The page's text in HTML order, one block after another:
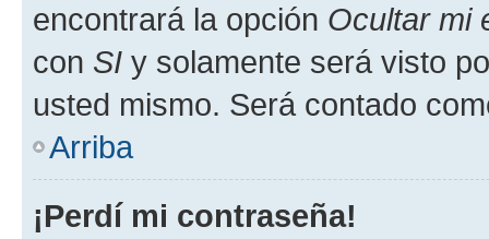
encontrará la opción Ocultar mi
con SI y solamente será visto
usted mismo. Será contado
Arriba
¡Perdí mi contraseña!